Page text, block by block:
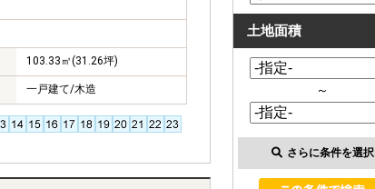
103.33㎡(31.26坪)
一戸建て/木造
土地面積
～
さらに条件を選択